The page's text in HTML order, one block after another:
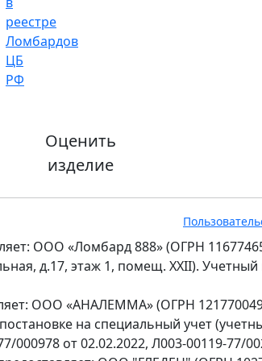
Оценить
изделие
ООО «Ломбард 888» (ОГРН
д.17, этаж 1, помещ. XXII).
ООО «АНАЛЕММА» (ОГРН
на специальный учет
000978 от 02.02.2022, Л003-00119-77/